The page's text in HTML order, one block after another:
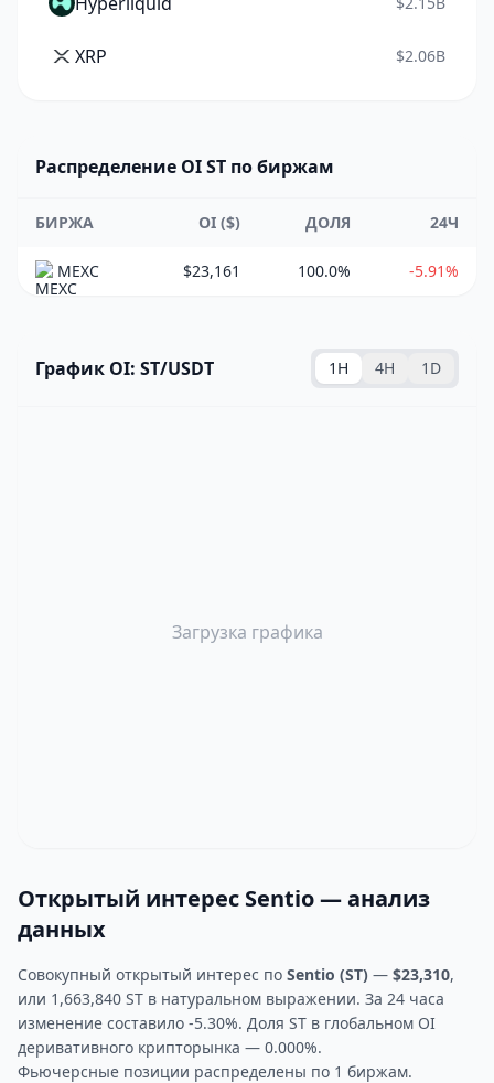
XRP $2.06B
Распределение OI ST по биржам
БИРЖА OI ($) ДОЛЯ 24Ч
MEXC $23,161 100.0% -5.91%
График OI: ST/USDT 1H 4H 1D
Загрузка графика
Открытый интерес Sentio — анализ
данных
Совокупный открытый интерес по Sentio (ST) — $23,310,
или 1,663,840 ST в натуральном выражении. За 24 часа
изменение составило -5.30%. Доля ST в глобальном OI
деривативного крипторынка — 0.000%.
Фьючерсные позиции распределены по 1 биржам.